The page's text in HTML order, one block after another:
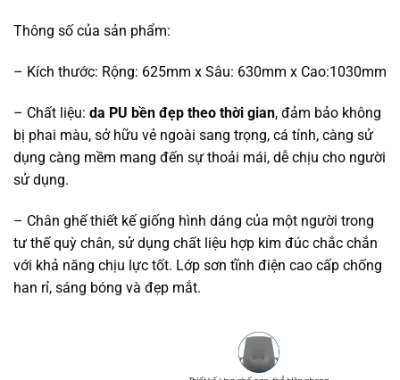
Thông số của sản phẩm:
– Kích thước: Rộng: 625mm x Sâu: 630mm x Cao:1030mm
– Chất liệu: da PU bền đẹp theo thời gian, đảm bảo không
bị phai màu, sở hữu vẻ ngoài sang trọng, cá tính, càng sử
dụng càng mềm mang đến sự thoải mái, dễ chịu cho người
sử dụng.
– Chân ghế thiết kế giống hình dáng của một người trong
tư thế quỳ chân, sử dụng chất liệu hợp kim đúc chắc chắn
với khả năng chịu lực tốt. Lớp sơn tĩnh điện cao cấp chống
han rỉ, sáng bóng và đẹp mắt.